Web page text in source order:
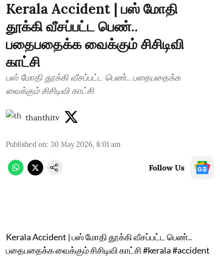
Kerala Accident | பஸ் மோதி
தூக்கி வீசப்பட்ட பெண்..
பதைபதைக்க வைக்கும் சிசிடிவி
காட்சி
பஸ் மோதி தூக்கி வீசப்பட்ட பெண்.. பதைபதைக்க
வைக்கும் சிசிடிவி காட்சி
thanthitv
Published on: 30 May 2026, 8:01 am
Follow Us
Kerala Accident | பஸ் மோதி தூக்கி வீசப்பட்ட பெண்..
பதைபதைக்க வைக்கும் சிசிடிவி காட்சி #kerala #accident